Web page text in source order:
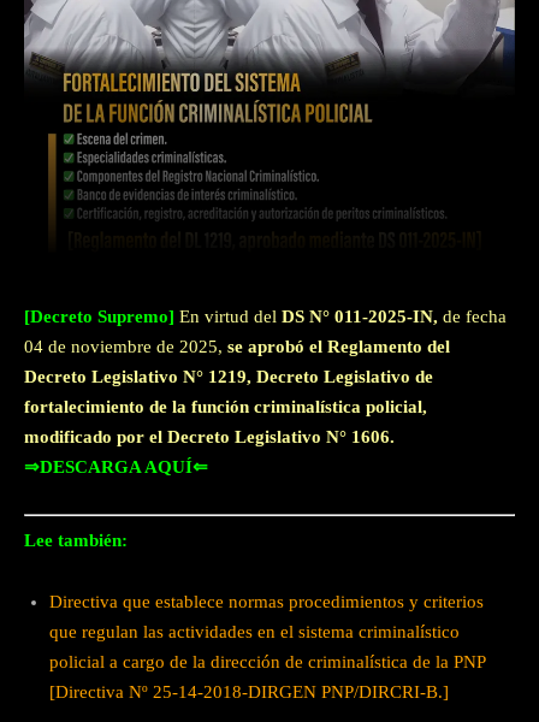
Facebook Twitter WhatsApp
[Decreto Supremo] En virtud del DS N° 011-2025-IN, de fecha
04 de noviembre de 2025, se aprobó el Reglamento del
Decreto Legislativo N° 1219, Decreto Legislativo de
fortalecimiento de la función criminalística policial,
modificado por el Decreto Legislativo N° 1606.
⇒DESCARGA AQUÍ⇐
Lee también:
Directiva que establece normas procedimientos y criterios
que regulan las actividades en el sistema criminalístico
policial a cargo de la dirección de criminalística de la PNP
[Directiva Nº 25-14-2018-DIRGEN PNP/DIRCRI-B.]